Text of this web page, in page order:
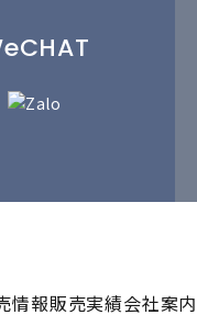
情報販売実績会社案内